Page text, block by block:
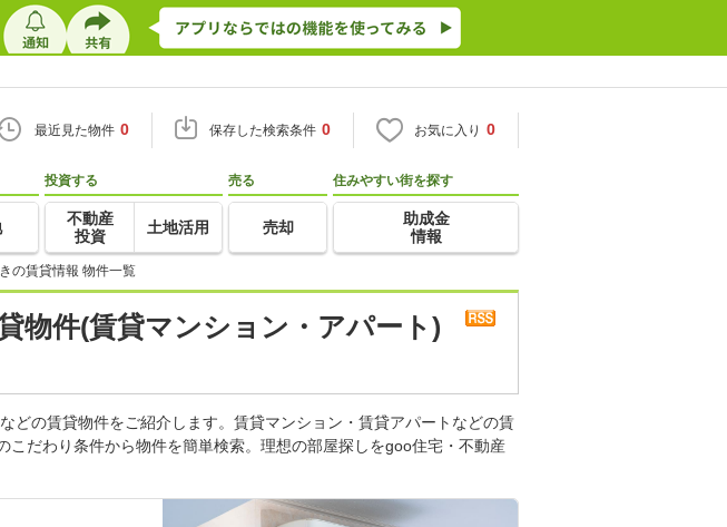
最近見た物件 0 保存した検索条件 0 お気に入り 0
投資する
不動産
投資
土地活用
売る
売却
住みやすい街を探す
助成金
情報
の賃貸情報 物件一覧
物件(賃貸マンション・アパート)
どの賃貸物件をご紹介します。賃貸マンション・賃貸アパートなどの賃
だわり条件から物件を簡単検索。理想の部屋探しをgoo住宅・不動産